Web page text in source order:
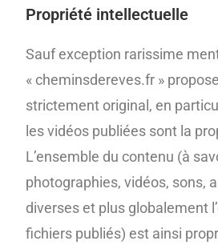
Propriété intellectuelle
Sauf exception rarissime
« cheminsdereves.fr »
strictement original, en
les vidéos publiées sont la
L’ensemble du contenu (à
photographies, vidéos, sons,
diverses et plus globalement
fichiers publiés) est ainsi